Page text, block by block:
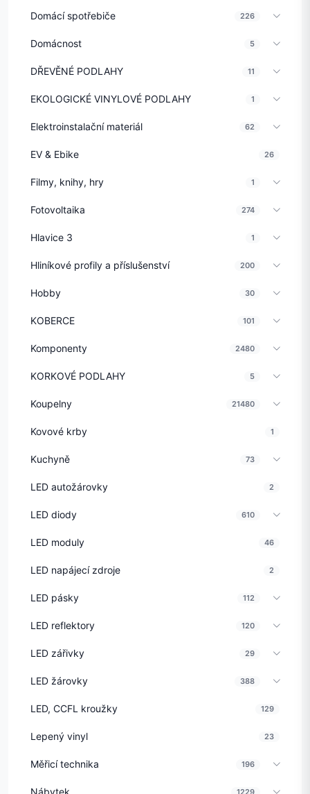
Domácí spotřebiče 226
Domácnost 5
DŘEVĚNÉ PODLAHY 11
EKOLOGICKÉ VINYLOVÉ PODLAHY 1
Elektroinstalační materiál 62
EV & Ebike 26
Filmy, knihy, hry 1
Fotovoltaika 274
Hlavice 3 1
Hliníkové profily a příslušenství 200
Hobby 30
KOBERCE 101
Komponenty 2480
KORKOVÉ PODLAHY 5
Koupelny 21480
Kovové krby 1
Kuchyně 73
LED autožárovky 2
LED diody 610
LED moduly 46
LED napájecí zdroje 2
LED pásky 112
LED reflektory 120
LED zářivky 29
LED žárovky 388
LED, CCFL kroužky 129
Lepený vinyl 23
Měřicí technika 196
1229